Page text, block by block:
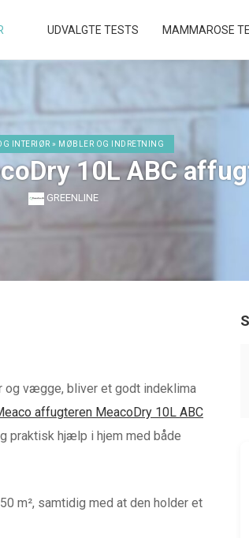
UDVALGTE TESTS MAMMAROSE
INTERIØR » MØBLER OG INDRETNING
10L ABC
GREENLINE
og vægge, bliver et godt indeklima
affugteren MeacoDry 10L ABC
praktisk hjælp i hjem med både
m², samtidig med at den holder et